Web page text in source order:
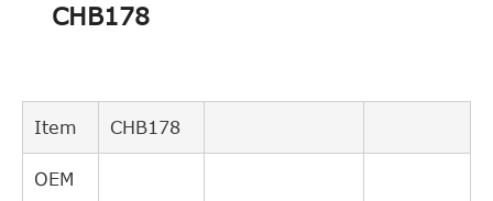
CHB178
Item CHB178
OEM